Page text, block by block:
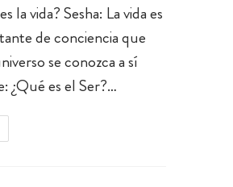
la vida? Sesha: La vida es
de conciencia que
se conozca a sí
¿Qué es el Ser?…